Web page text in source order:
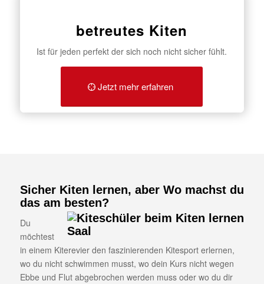
betreutes Kiten
Ist für jeden perfekt der sich noch nicht sicher fühlt.
Jetzt mehr erfahren
Sicher Kiten lernen, aber Wo machst du
das am besten?
Du
möchtest
in einem Kiterevier den faszinierenden Kitesport erlernen,
wo du nicht schwimmen musst, wo dein Kurs nicht wegen
Ebbe und Flut abgebrochen werden muss oder wo du dir